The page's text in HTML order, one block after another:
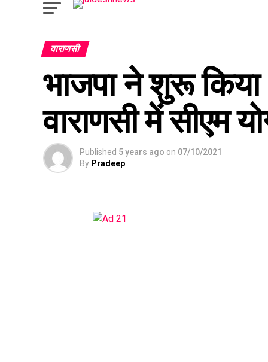
वाराणसी
भाजपा ने शुरू किया
वाराणसी में सीएम
Published 5 years ago on 07/10/2021
By Pradeep